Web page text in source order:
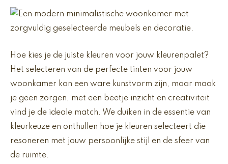
Hoe kies je de juiste kleuren voor jouw kleurenpalet?
Het selecteren van de perfecte tinten voor jouw
woonkamer kan een ware kunstvorm zijn, maar maak
je geen zorgen, met een beetje inzicht en creativiteit
vind je de ideale match. We duiken in de essentie van
kleurkeuze en onthullen hoe je kleuren selecteert die
resoneren met jouw persoonlijke stijl en de sfeer van
de ruimte.